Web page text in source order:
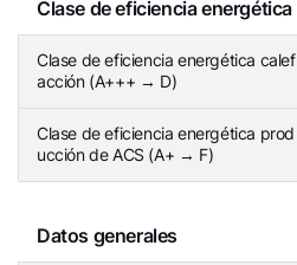
Clase de eficiencia energética
Clase de eficiencia energética calef
acción (A+++ → D)
Clase de eficiencia energética prod
ucción de ACS (A+ → F)
Datos generales